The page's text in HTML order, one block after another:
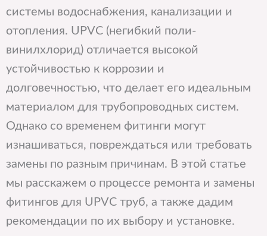
системы водоснабжения, канализации и
отопления. UPVC (негибкий поли­
винилхлорид) отличается высокой
устойчивостью к коррозии и
долговечностью, что делает его идеальным
материалом для трубопроводных систем.
Однако со временем фитинги могут
изнашиваться, повреждаться или требовать
замены по разным причинам. В этой статье
мы расскажем о процессе ремонта и замены
фитингов для UPVC труб, а также дадим
рекомендации по их выбору и установке.